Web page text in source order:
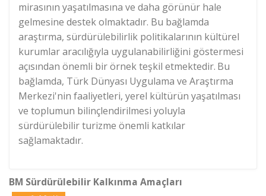
mirasının yaşatılmasına ve daha görünür hale
gelmesine destek olmaktadır. Bu bağlamda
araştırma, sürdürülebilirlik politikalarının kültürel
kurumlar aracılığıyla uygulanabilirliğini göstermesi
açısından önemli bir örnek teşkil etmektedir. Bu
bağlamda, Türk Dünyası Uygulama ve Araştırma
Merkezi'nin faaliyetleri, yerel kültürün yaşatılması
ve toplumun bilinçlendirilmesi yoluyla
sürdürülebilir turizme önemli katkılar
sağlamaktadır.
BM Sürdürülebilir Kalkınma Amaçları